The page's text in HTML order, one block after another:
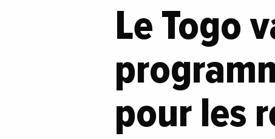
Le Togo
pour les